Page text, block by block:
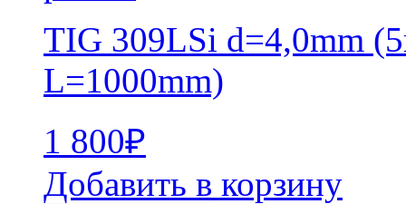
TIG 309LSi d=4,0mm
L=1000mm)
1 800₽
Добавить в корзину